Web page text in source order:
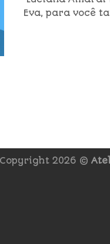
Eva, para você
2026 ©